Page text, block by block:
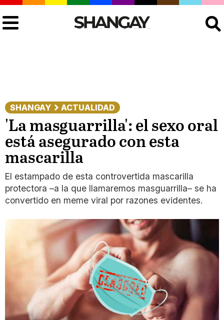
SHANGAY ACTUALIDAD
'La masguarrilla': el sexo oral
está asegurado con esta
mascarilla
El estampado de esta controvertida mascarilla
protectora –a la que llamaremos masguarrilla– se ha
convertido en meme viral por razones evidentes.